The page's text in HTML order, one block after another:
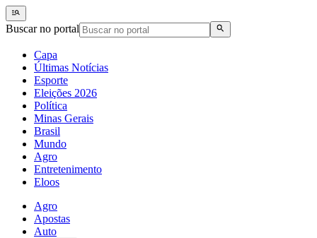
Buscar no portal
Capa
Últimas Notícias
Esporte
Eleições 2026
Política
Minas Gerais
Brasil
Mundo
Agro
Entretenimento
Eloos
Agro
Apostas
Auto